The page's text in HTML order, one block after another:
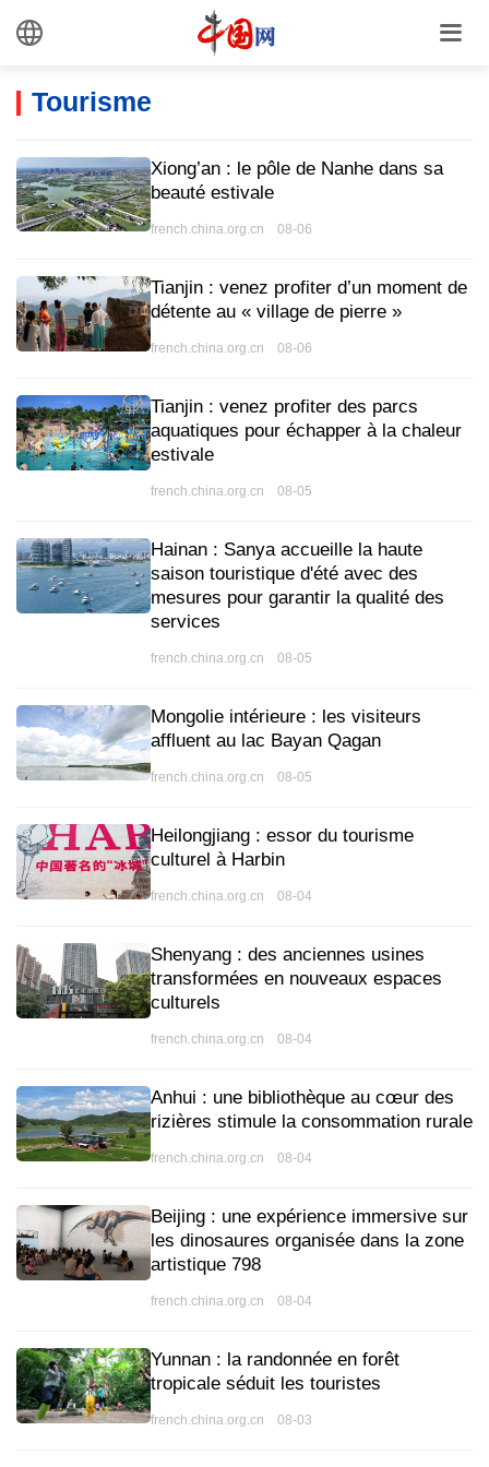
Tourisme
Xiong’an : le pôle de Nanhe dans sa
beauté estivale
french.china.org.cn 08-06
Tianjin : venez profiter d’un moment de
détente au « village de pierre »
french.china.org.cn 08-06
Tianjin : venez profiter des parcs
aquatiques pour échapper à la chaleur
estivale
french.china.org.cn 08-05
Hainan : Sanya accueille la haute
saison touristique d'été avec des
mesures pour garantir la qualité des
services
french.china.org.cn 08-05
Mongolie intérieure : les visiteurs
affluent au lac Bayan Qagan
french.china.org.cn 08-05
Heilongjiang : essor du tourisme
culturel à Harbin
french.china.org.cn 08-04
Shenyang : des anciennes usines
transformées en nouveaux espaces
culturels
french.china.org.cn 08-04
Anhui : une bibliothèque au cœur des
rizières stimule la consommation rurale
french.china.org.cn 08-04
Beijing : une expérience immersive sur
les dinosaures organisée dans la zone
artistique 798
french.china.org.cn 08-04
Yunnan : la randonnée en forêt
tropicale séduit les touristes
french.china.org.cn 08-03